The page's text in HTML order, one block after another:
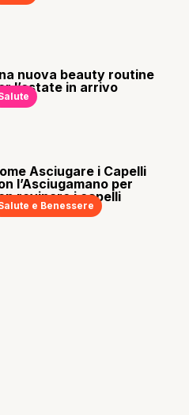
nuova beauty routine
l’estate in arrivo
Asciugare i Capelli
l’Asciugamano per
rovinare i capelli
e Benessere